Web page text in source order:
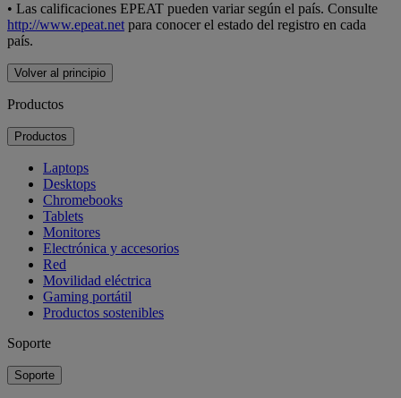
• Las calificaciones EPEAT pueden variar según el país. Consulte
http://www.epeat.netpara conocer el estado del registro en cada
país.
Volver al principio
Productos
Productos
Laptops
Desktops
Chromebooks
Tablets
Monitores
Electrónica y accesorios
Red
Movilidad eléctrica
Gaming portátil
Productos sostenibles
Soporte
Soporte